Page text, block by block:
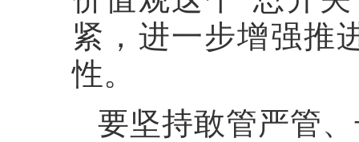
紧，进一步增强推
性。
要坚持敢管严管